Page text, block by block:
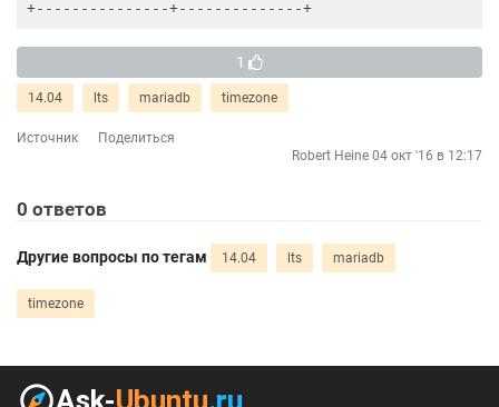
1
14.04 lts mariadb timezone
Источник
Поделиться
Robert Heine 04 окт '16 в 12:17
0 ответов
Другие вопросы по тегам 14.04 lts mariadb
timezone